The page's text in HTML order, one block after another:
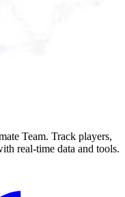
Team. Track players,
real-time data and tools.